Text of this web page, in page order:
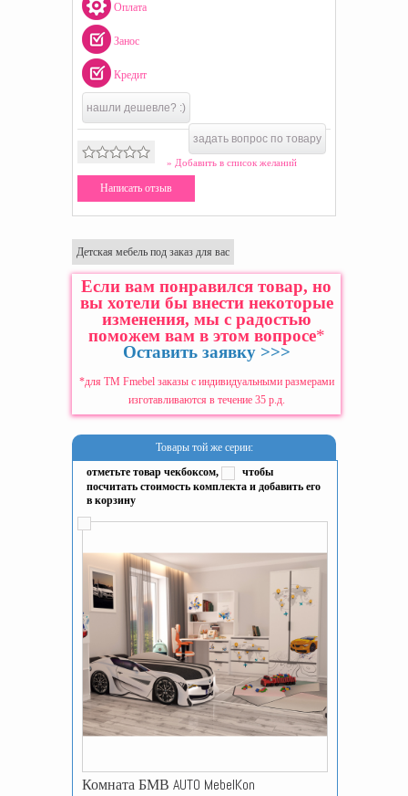
Оплата
Занос
Кредит
нашли дешевле? :)
задать вопрос по товару
» Добавить в список желаний
Написать отзыв
Детская мебель под заказ для вас
Если вам понравился товар, но
вы хотели бы внести некоторые
изменения, мы с радостью
поможем вам в этом вопросе*
Оставить заявку >>>
*для ТМ Fmebel заказы с индивидуальными размерами
изготавливаются в течение 35 р.д.
Товары той же серии:
отметьте товар чекбоксом,
чтобы
посчитать стоимость комплекта и добавить его
в корзину
Комната БМВ AUTO MebelKon